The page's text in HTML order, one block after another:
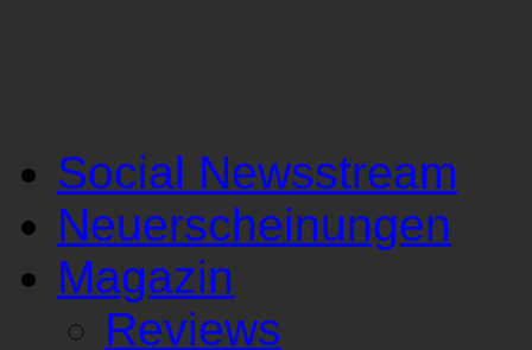
Social Newsstream
Neuerscheinungen
Magazin
Reviews